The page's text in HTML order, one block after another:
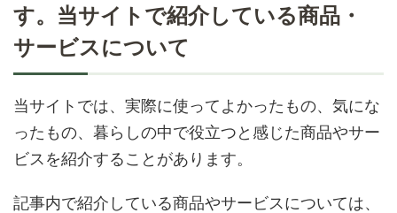
す。 当サイトで紹介している商品・
サービスについて
当サイトでは、実際に使ってよかったもの、気にな
ったもの、暮らしの中で役立つと感じた商品やサー
ビスを紹介することがあります。
記事内で紹介している商品やサービスについては、